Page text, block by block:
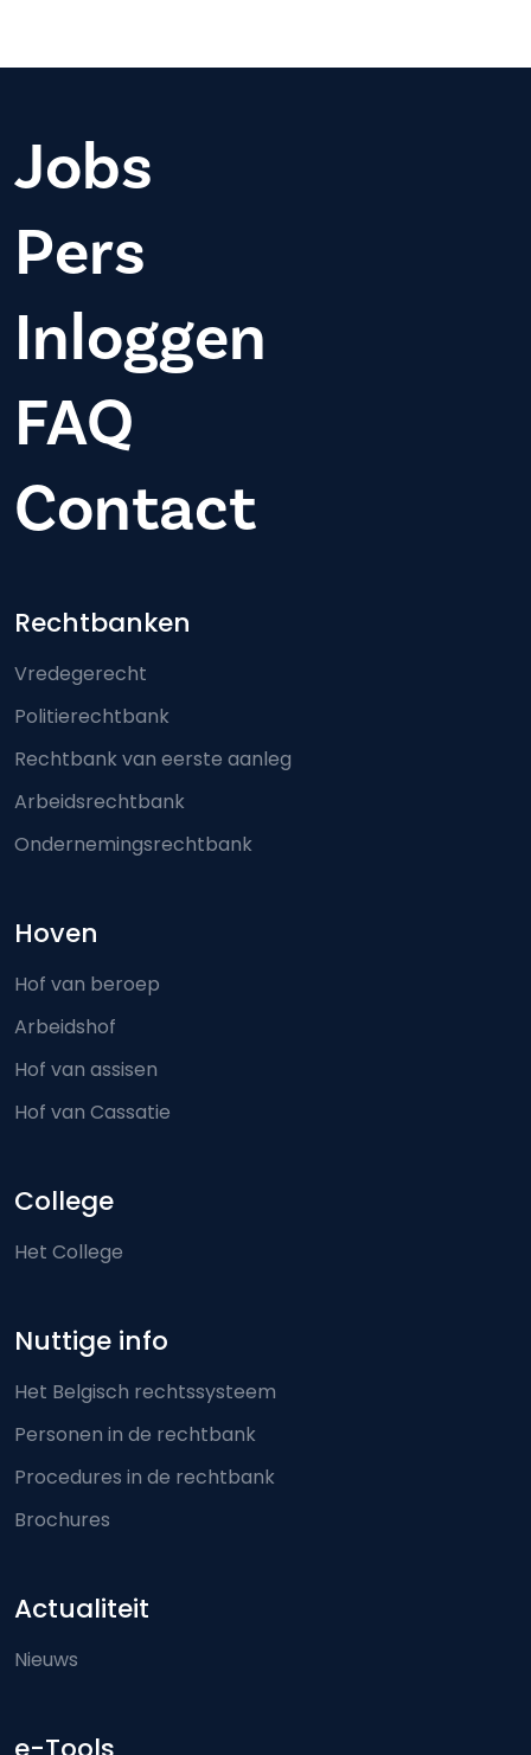
Jobs
Pers
Inloggen
FAQ
Contact
Footer-menu
Rechtbanken
Vredegerecht
Politierechtbank
Rechtbank van eerste aanleg
Arbeidsrechtbank
Ondernemingsrechtbank
Hoven
Hof van beroep
Arbeidshof
Hof van assisen
Hof van Cassatie
College
Het College
Nuttige info
Het Belgisch rechtssysteem
Personen in de rechtbank
Procedures in de rechtbank
Brochures
Actualiteit
Nieuws